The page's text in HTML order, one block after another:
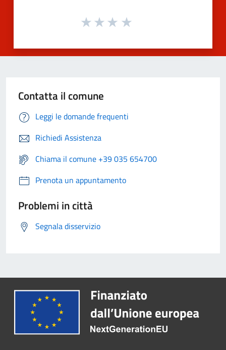
Contatta il comune
Leggi le domande frequenti
Richiedi Assistenza
Chiama il comune +39 035 654700
Prenota un appuntamento
Problemi in città
Segnala disservizio